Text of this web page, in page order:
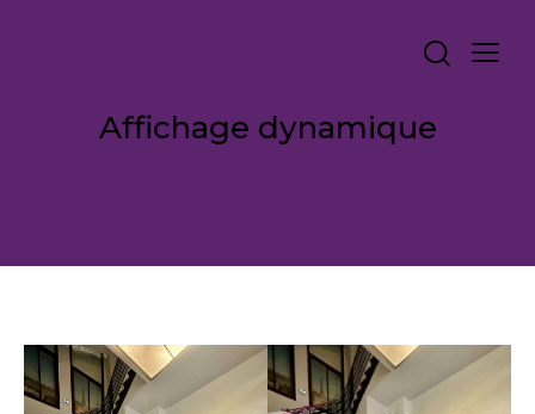
Affichage dynamique